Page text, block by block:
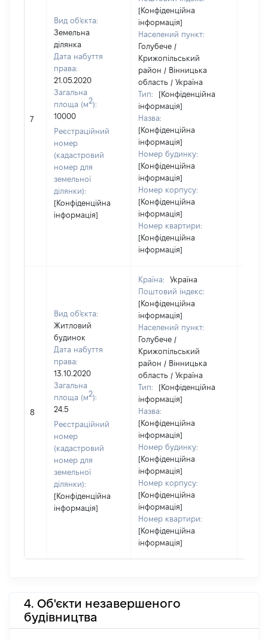
7
Вид об'єкта:
Земельна
ділянка
Дата набуття
права:
21.05.2020
Загальна
площа (м2):
10000
Реєстраційний
номер
(кадастровий
номер для
земельної
ділянки):
[Конфіденційна
інформація]
[Конфіденційна
інформація]
Населений пункт:
Голубече /
Крижопільський
район / Вінницька
область / Україна
Тип:
[Конфіденційна
інформація]
Назва:
[Конфіденційна
інформація]
Номер будинку:
[Конфіденційна
інформація]
Номер корпусу:
[Конфіденційна
інформація]
Номер квартири:
[Конфіденційна
інформація]
8
Вид об'єкта:
Житловий
будинок
Дата набуття
права:
13.10.2020
Загальна
площа (м2):
24.5
Реєстраційний
номер
(кадастровий
номер для
земельної
ділянки):
[Конфіденційна
інформація]
Країна:
Україна
Поштовий індекс:
[Конфіденційна
інформація]
Населений пункт:
Голубече /
Крижопільський
район / Вінницька
область / Україна
Тип:
[Конфіденційна
інформація]
Назва:
[Конфіденційна
інформація]
Номер будинку:
[Конфіденційна
інформація]
Номер корпусу:
[Конфіденційна
інформація]
Номер квартири:
[Конфіденційна
інформація]
4. Об'єкти незавершеного
будівництва